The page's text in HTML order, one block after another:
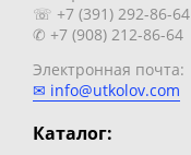
☏ +7 (391) 292-86-64
✆ +7 (908) 212-86-64
Электронная почта:
✉ info@utkolov.com
Каталог: